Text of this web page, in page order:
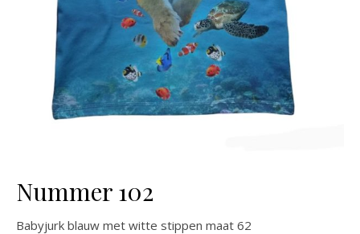
Nummer 102
Babyjurk blauw met witte stippen maat 62